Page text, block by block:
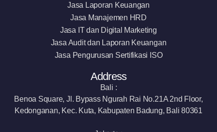
Jasa Laporan Keuangan
Jasa Manajemen HRD
Jasa IT dan Digital Marketing
Jasa Audit dan Laporan Keuangan
Jasa Pengurusan Sertifikasi ISO
Address
Bali :
Benoa Square, Jl. Bypass Ngurah Rai No.21A 2nd Floor,
Kedonganan, Kec. Kuta, Kabupaten Badung, Bali 80361